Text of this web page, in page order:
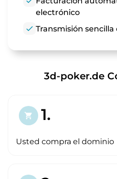
electrónico
check Transmisión
3d-poker.de
shopping_cart 1.
Usted compra el dominio